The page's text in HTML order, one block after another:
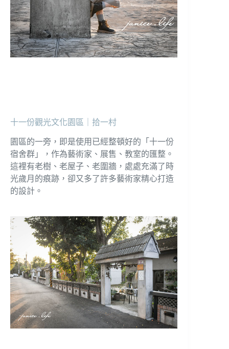
十一份觀光文化園區｜拾一村
園區的一旁，即是使用已經整頓好的「十一份
宿舍群」，作為藝術家、展售、教室的匯整。
這裡有老樹、老屋子、老圍牆，處處充滿了時
光歲月的痕跡，卻又多了許多藝術家精心打造
的設計。